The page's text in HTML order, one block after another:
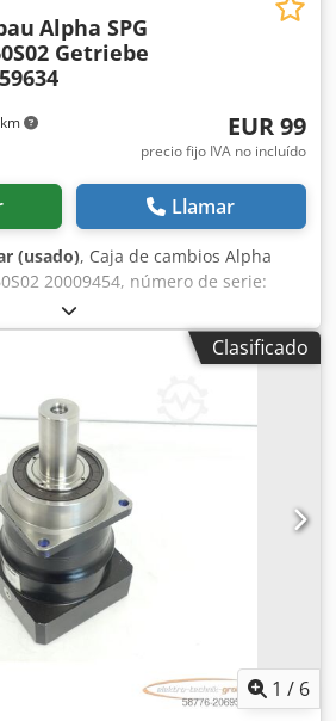
Alpha SPG
Getriebe
EUR 99
precio fijo IVA no incluído
Llamar
(usado), Caja de cambios Alpha
20009454, número de serie:
estado de conservación, 100%
suministro según fotos. Dedpox
Clasificado
1 / 6